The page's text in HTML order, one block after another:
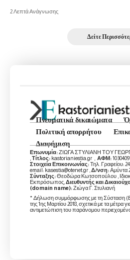
2 Λεπτά Ανάγνωσης
Δείτε
Πνευματικά δικαιώματα
Πολιτική απορρήτου
Διαφήμιση
Επωνυμία:ΖΙΩΓΑ ΣΤΥΛΙΑΝΗ ΤΟΥ
Τίτλος: kastorianiestia.gr , ΑΦΜ:
Στοιχεία Επικοινωνίας:Τηλ. Γραφείου:
email: kasestia@otenet.gr , Δ/νση:Αμύντα
Σύνταξης:Θεοδώρα Κωτσοπούλου ,
Εκπρόσωπος, Διευθυντής και
(domain name):Ζιώγα Γ. Στυλιανή
* Δήλωση συμμόρφωσης με τη Σύσταση
της 1ης Μαρτίου 2018, σχετικά με τα μέτρα
αντιμετώπιση του παράνομου